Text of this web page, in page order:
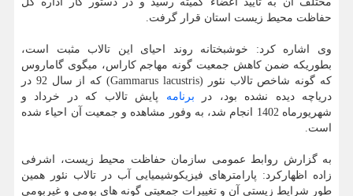
حفاظت محیط زیست استان قرار گرفت.
وی اشاره کرد: خوشبختانه روند احیای این تالاب مثبت است،
بطوریکه ضمن کاهش جمعیت گونه مهاجم کاراس، میگوی گاماروس
که گونه شاخص تالاب نئور (Gammarus lacustris) که از سال 92 در
دریاچه دیده نشده بود، در برنامه پایش تالاب که در خرداد و
شهریورماه 1402 انجام شد، به وفور مشاهده و جمعیت آن احیاء شده
است.
به گزارش روابط عمومی سازمان حفاظت محیط زیست، اشرفی
زاده اظهارکرد: پارامترهای فیزیکوشیمیایی آب در تالاب نئور همین
طور شرایط زیستی آن و تغییرات جمعیتی گونه های بومی و غیربومی